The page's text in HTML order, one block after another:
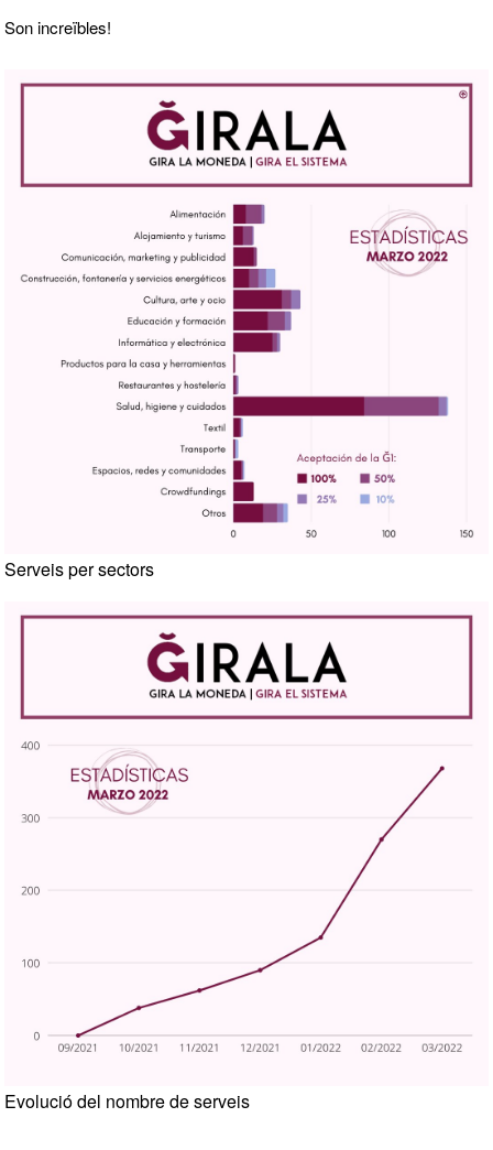
Son increïbles!
Serveis per sectors
Evolució del nombre de serveis